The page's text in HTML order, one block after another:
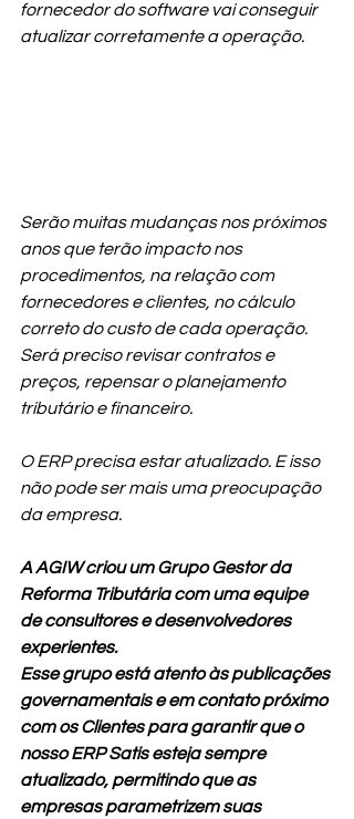
fornecedor do software vai conseguir
atualizar corretamente a operação.
Serão muitas mudanças nos próximos
anos que terão impacto nos
procedimentos, na relação com
fornecedores e clientes, no cálculo
correto do custo de cada operação.
Será preciso revisar contratos e
preços, repensar o planejamento
tributário e financeiro.
O ERP precisa estar atualizado. E isso
não pode ser mais uma preocupação
da empresa.
A AGIW criou um Grupo Gestor da
Reforma Tributária com uma equipe
de consultores e desenvolvedores
experientes.
Esse grupo está atento às publicações
governamentais e em contato próximo
com os Clientes para garantir que o
nosso ERP Satis esteja sempre
atualizado, permitindo que as
empresas parametrizem suas